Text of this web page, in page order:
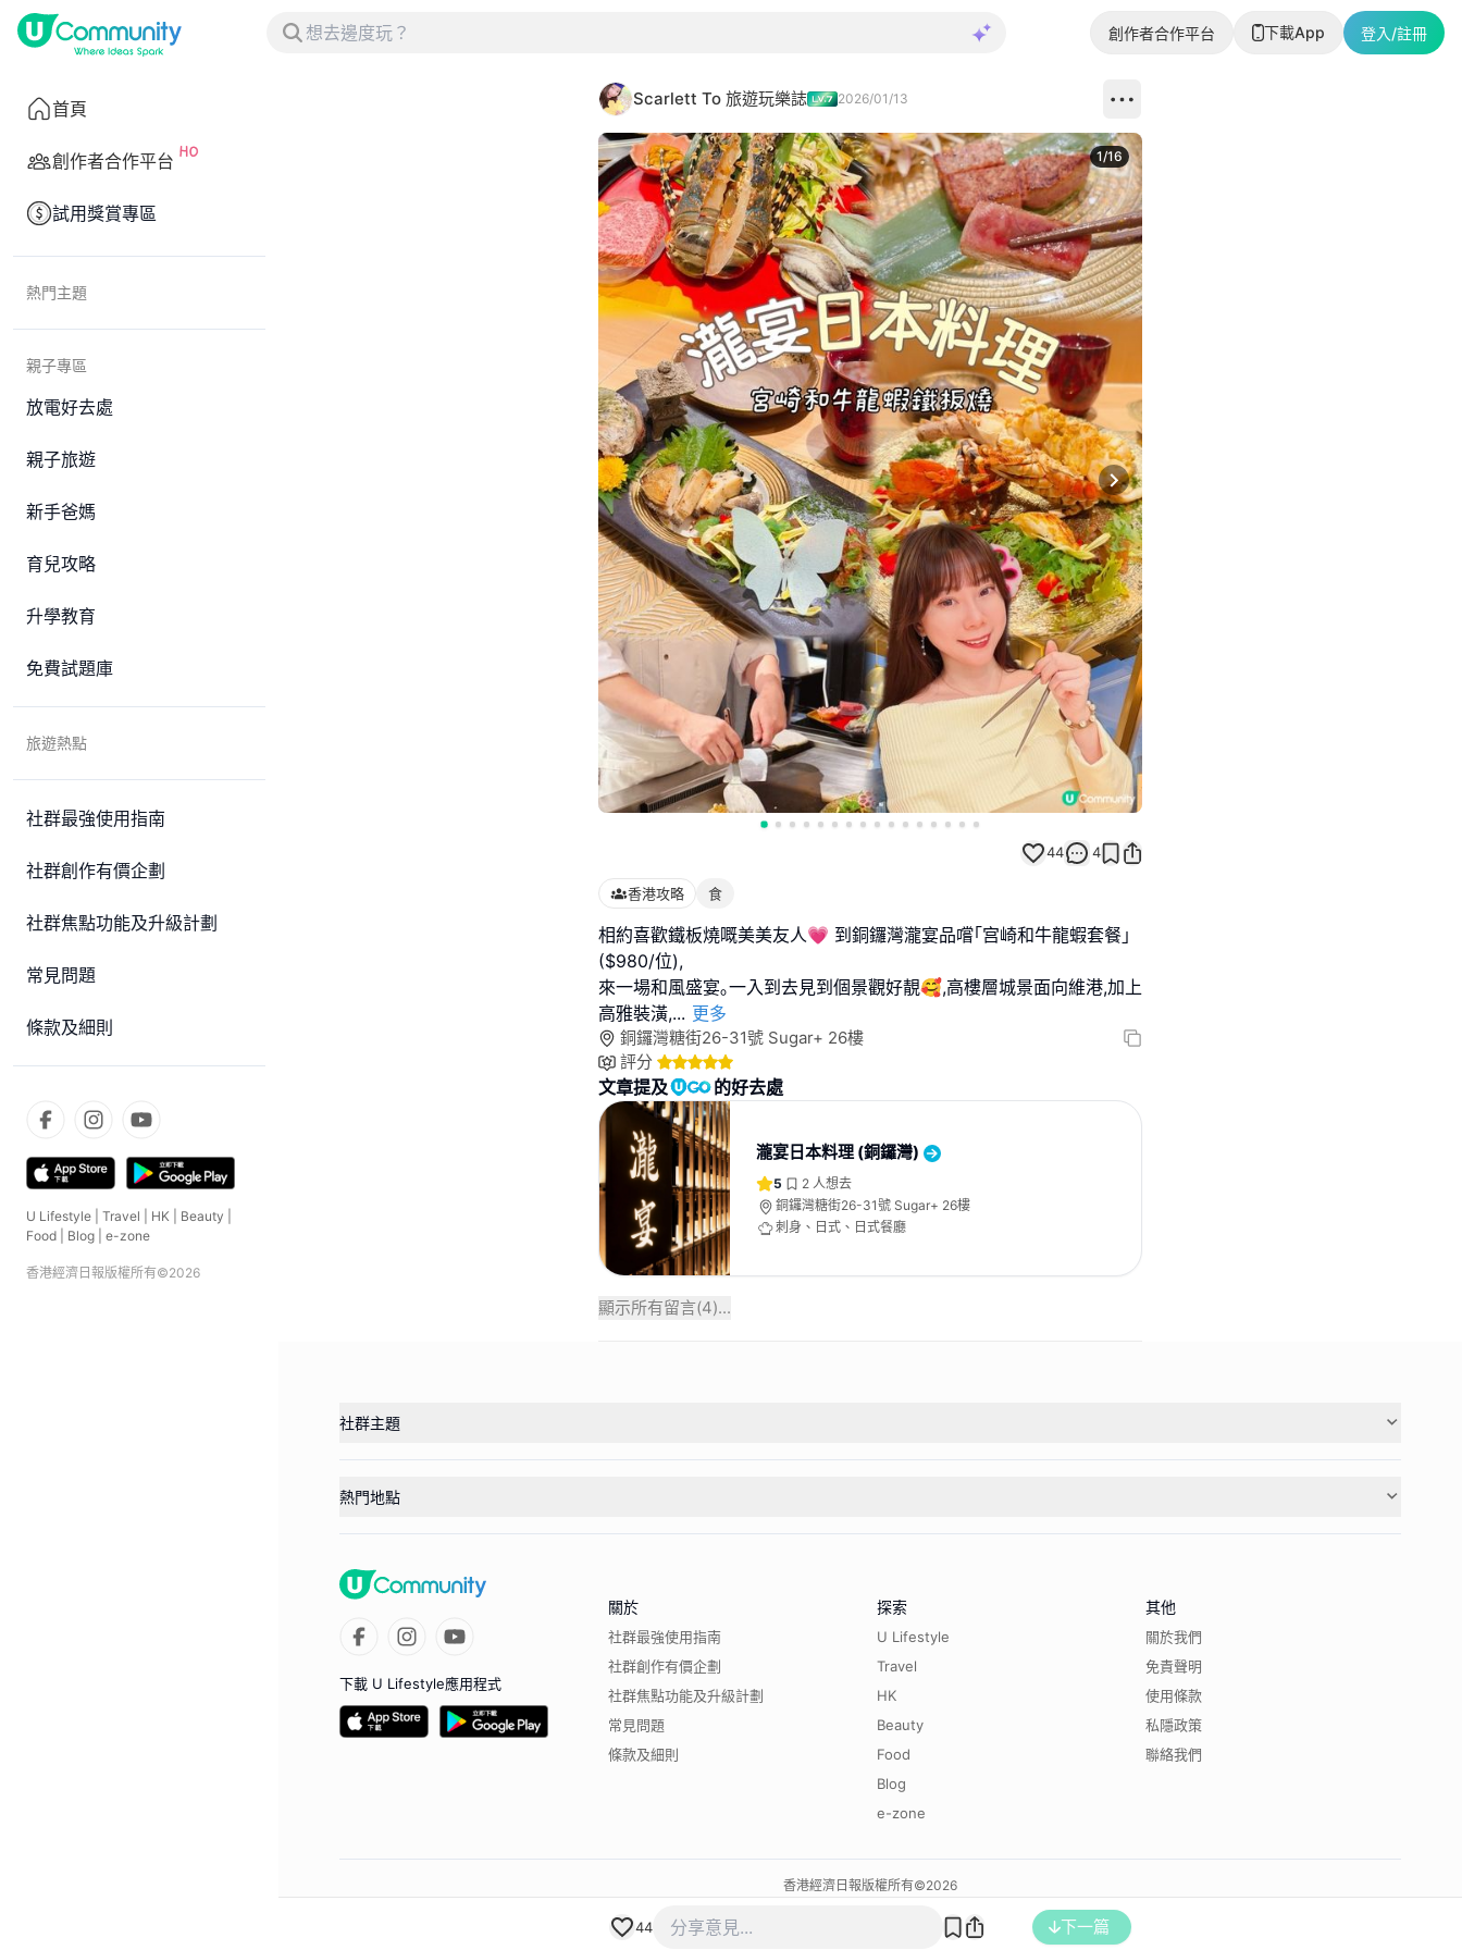
創作者合作平台 下載App 登入/註冊
首頁
創作者合作平台
試用獎賞專區
熱門主題
親子專區
放電好去處
親子旅遊
新手爸媽
育兒攻略
升學教育
免費試題庫
旅遊熱點
社群最強使用指南
社群創作有價企劃
社群焦點功能及升級計劃
常見問題
條款及細則
U Lifestyle Travel HK Beauty
Food
Blog e-zone
香港經濟日報版權所有©2026
Scarlett To 旅遊玩樂誌 2026/01/13
Next slide
1/16
44 4
香港攻略 食
相約喜歡鐵板燒嘅美美友人💗 到銅鑼灣瀧宴品嚐｢宫崎和牛龍蝦套餐｣
($980/位),
來一場和風盛宴｡一入到去見到個景觀好靚🥰,高樓層城景面向維港,加上
高雅裝潢,... 更多
銅鑼灣糖街26-31號 Sugar+ 26樓
評分
文章提及 的好去處
瀧宴日本料理 (銅鑼灣)
5 2 人想去
銅鑼灣糖街26-31號 Sugar+ 26樓
刺身、日式、日式餐廳
顯示所有留言(4)...
44 下一篇
社群主題
熱門地點
下載 U Lifestyle應用程式
關於
社群最強使用指南
社群創作有價企劃
社群焦點功能及升級計劃
常見問題
條款及細則
探索
U Lifestyle
Travel
HK
Beauty
Food
Blog
e-zone
其他
關於我們
免責聲明
使用條款
私隱政策
聯絡我們
香港經濟日報版權所有©2026